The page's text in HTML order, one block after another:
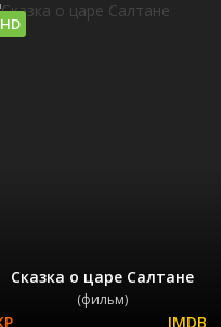
Сказка о царе Салтане
(фильм)
HD